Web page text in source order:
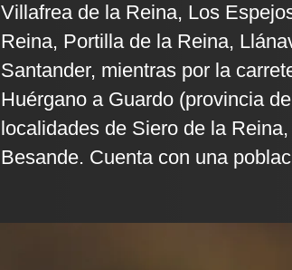
Villafrea de la Reina, Los
Reina, Portilla de la Reina,
Santander, mientras por la
Huérgano a Guardo (provincia
localidades de Siero de la
Besande. Cuenta con una